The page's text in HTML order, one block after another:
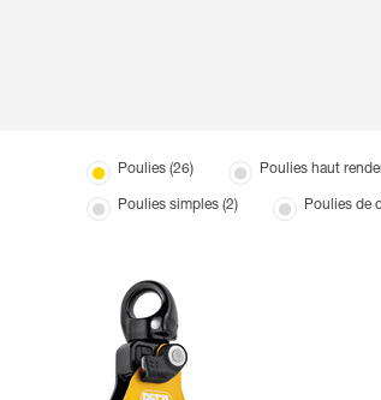
Poulies (26) Poulies haut
Poulies simples (2) Poulies de